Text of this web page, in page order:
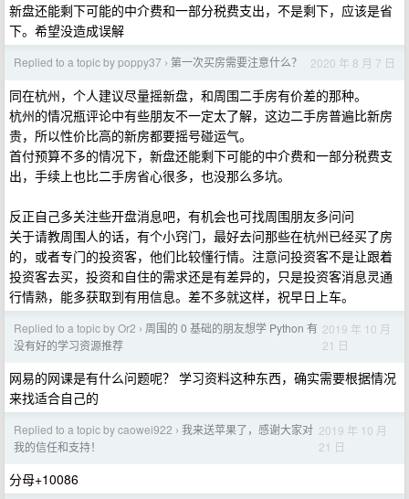
新盘还能剩下可能的中介费和一部分税费支出，不是剩下，应该是省
下。希望没造成误解
Replied to a topic by poppy37 › 第一次买房需要注意什么？ 2020 年 8 月 7 日
同在杭州，个人建议尽量摇新盘，和周围二手房有价差的那种。
杭州的情况瓶评论中有些朋友不一定太了解，这边二手房普遍比新房
贵，所以性价比高的新房都要摇号碰运气。
首付预算不多的情况下，新盘还能剩下可能的中介费和一部分税费支
出，手续上也比二手房省心很多，也没那么多坑。
反正自己多关注些开盘消息吧，有机会也可找周围朋友多问问
关于请教周围人的话，有个小窍门，最好去问那些在杭州已经买了房
的，或者专门的投资客，他们比较懂行情。注意问投资客不是让跟着
投资客去买，投资和自住的需求还是有差异的，只是投资客消息灵通
行情熟，能多获取到有用信息。差不多就这样，祝早日上车。
Replied to a topic by Or2 › 周围的 0 基础的朋友想学 Python 有
没有好的学习资源推荐
2019 年 10 月
21 日
网易的网课是有什么问题呢？ 学习资料这种东西，确实需要根据情况
来找适合自己的
Replied to a topic by caowei922 › 我来送苹果了，感谢大家对
我的信任和支持！
2019 年 10 月
21 日
分母+10086